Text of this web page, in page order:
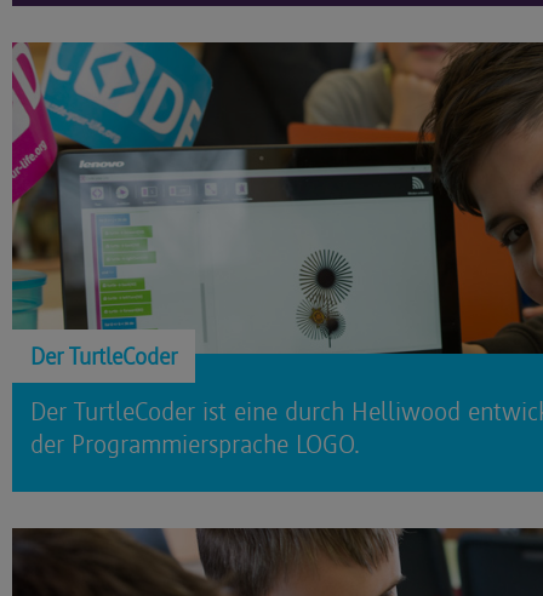
Der TurtleCoder
Der TurtleCoder ist eine durch Helliwood
der Programmiersprache LOGO.